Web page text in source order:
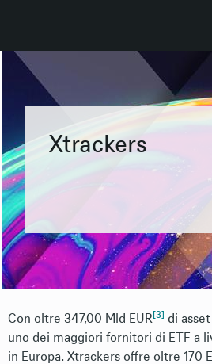
Xtrackers
Con oltre 347,00 Mld EUR [3] di
uno dei maggiori fornitori di ETF a
in Europa. Xtrackers offre oltre 170